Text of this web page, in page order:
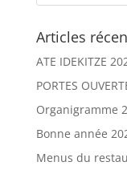
Articles
ATE IDEKITZE
PORTES
Organigramme
Bonne année
Menus du